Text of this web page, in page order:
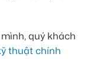
quý khách
thuật chính